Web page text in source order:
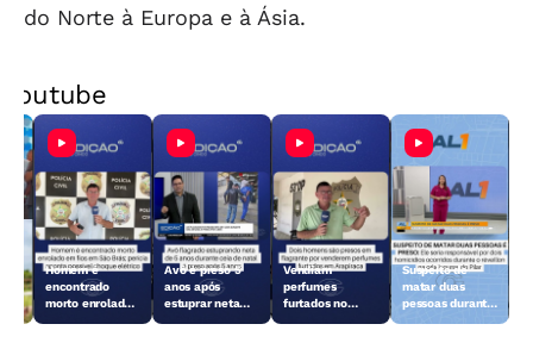
do Norte à Europa e à Ásia.
Homem é
encontrado
morto enrolado
Avô é preso 5
anos após
estuprar neta
Vendiam
perfumes
furtados no
Suspeito de
matar duas
pessoas durante